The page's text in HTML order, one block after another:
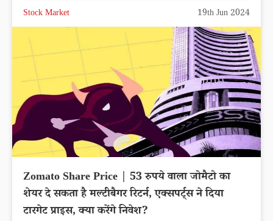
Stock Market 19th Jun 2024
Zomato Share Price | 53 रुपये वाला जोमैटो का
शेयर दे सकता है मल्टीबैगर रिटर्न, एक्सपर्ट्स ने दिया
टारगेट प्राइस, क्या करेंगे निवेश?